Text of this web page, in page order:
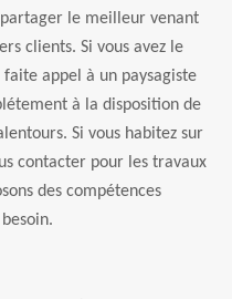
le meilleur venant
clients. Si vous avez le
appel à un paysagiste
à la disposition de
Si vous habitez sur
contacter pour les travaux
des compétences